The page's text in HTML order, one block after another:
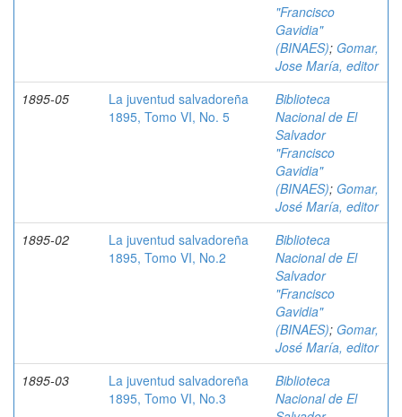
"Francisco
Gavidia"
(BINAES); Gomar,
Jose María, editor
1895-05
La juventud salvadoreña
1895, Tomo VI, No. 5
Biblioteca
Nacional de El
Salvador
"Francisco
Gavidia"
(BINAES); Gomar,
José María, editor
1895-02
La juventud salvadoreña
1895, Tomo VI, No.2
Biblioteca
Nacional de El
Salvador
"Francisco
Gavidia"
(BINAES); Gomar,
José María, editor
1895-03
La juventud salvadoreña
1895, Tomo VI, No.3
Biblioteca
Nacional de El